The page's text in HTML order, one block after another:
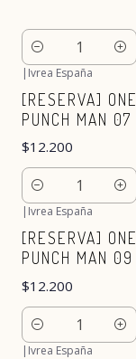
Cantidad
| Ivrea España
[RESERVA] ONE
PUNCH MAN 07
$12.200
Cantidad
| Ivrea España
[RESERVA] ONE
PUNCH MAN 09
$12.200
Cantidad
| Ivrea España